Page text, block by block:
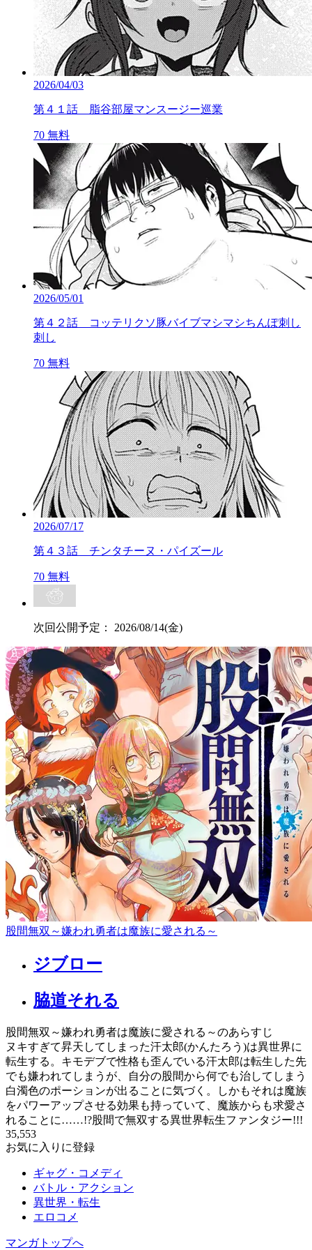
2026/04/03
第４１話 脂谷部屋マンスージー巡業
70 無料
2026/05/01
第４２話 コッテリクソ豚バイブマシマシちんぽ刺し
刺し
70 無料
2026/07/17
第４３話 チンタチーヌ・パイズール
70 無料
次回公開予定： 2026/08/14(金)
股間無双～嫌われ勇者は魔族に愛される～
ジブロー
脇道それる
股間無双～嫌われ勇者は魔族に愛される～のあらすじ
ヌキすぎて昇天してしまった汗太郎(かんたろう)は異世界に
転生する。キモデブで性格も歪んでいる汗太郎は転生した先
でも嫌われてしまうが、自分の股間から何でも治してしまう
白濁色のポーションが出ることに気づく。しかもそれは魔族
をパワーアップさせる効果も持っていて、魔族からも求愛さ
れることに……!?股間で無双する異世界転生ファンタジー!!!
35,553
お気に入りに登録
ギャグ・コメディ
バトル・アクション
異世界・転生
エロコメ
マンガトップへ